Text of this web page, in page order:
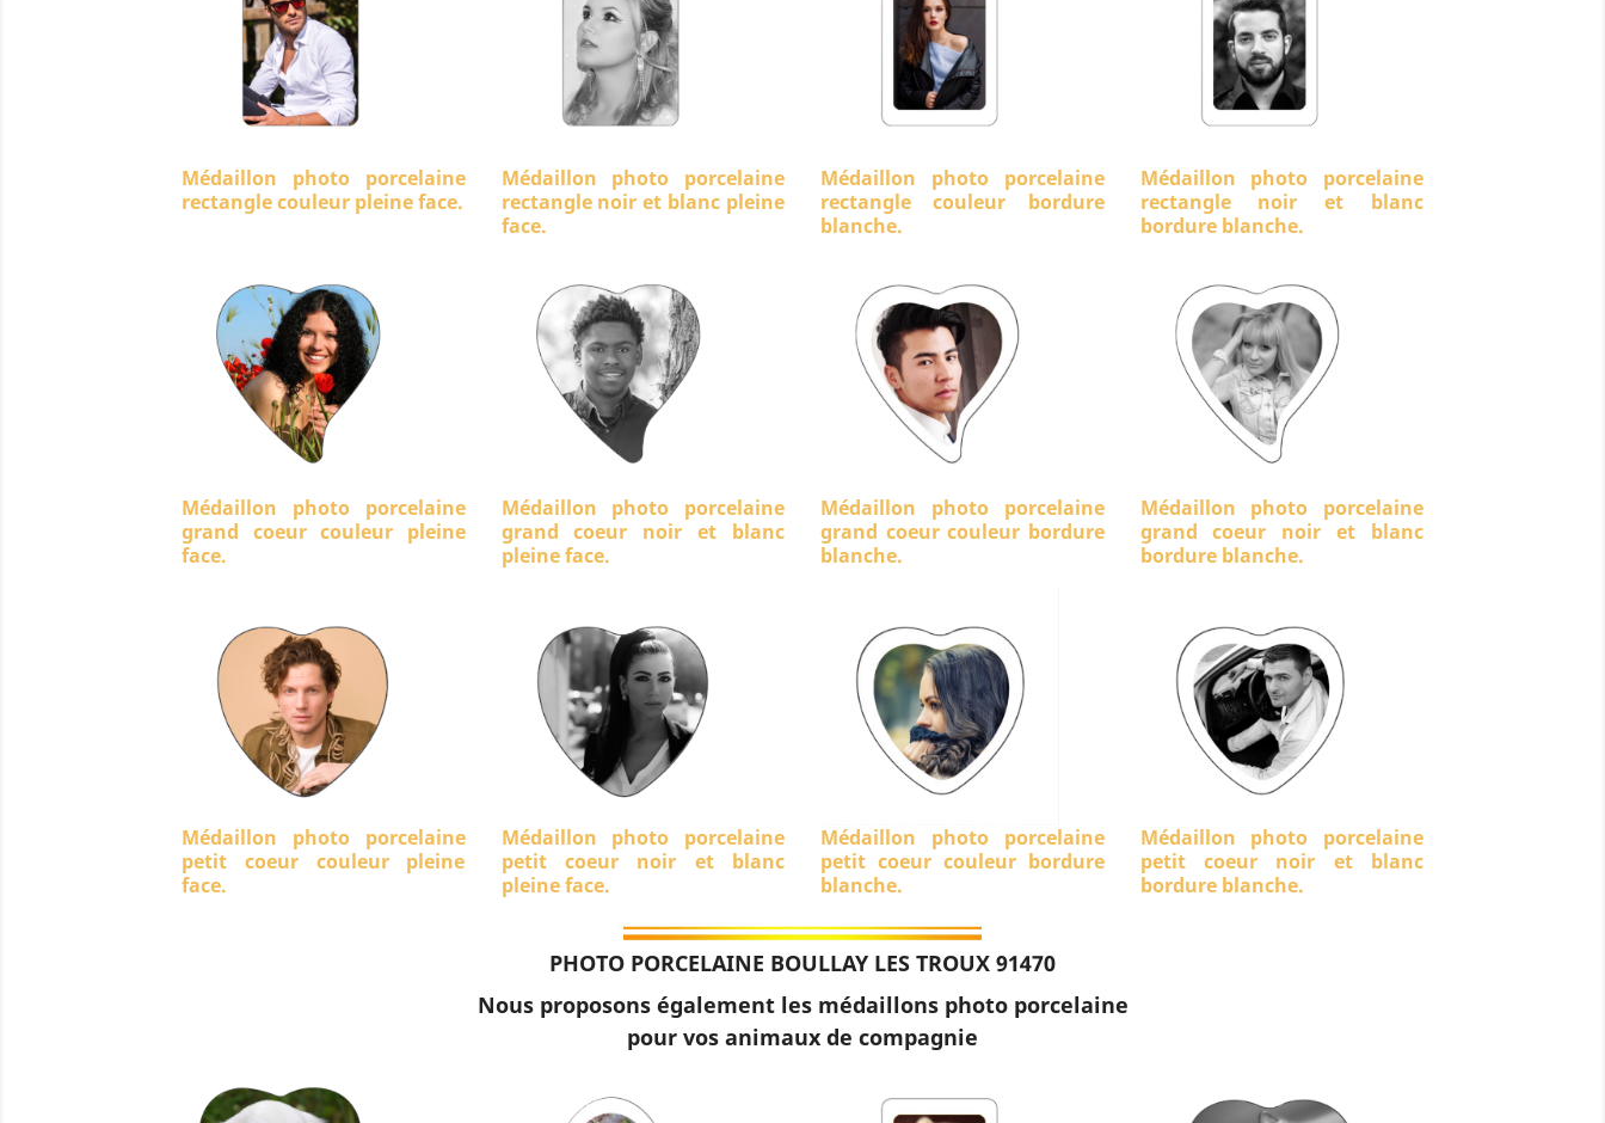
Médaillon photo porcelaine
rectangle couleur pleine face.
Médaillon photo porcelaine
rectangle noir et blanc pleine
face.
Médaillon photo porcelaine
rectangle couleur bordure
blanche.
Médaillon photo porcelaine
rectangle noir et blanc
bordure blanche.
Médaillon photo porcelaine
grand coeur couleur pleine
face.
Médaillon photo porcelaine
grand coeur noir et blanc
pleine face.
Médaillon photo porcelaine
grand coeur couleur bordure
blanche.
Médaillon photo porcelaine
grand coeur noir et blanc
bordure blanche.
Médaillon photo porcelaine
petit coeur couleur pleine
face.
Médaillon photo porcelaine
petit coeur noir et blanc
pleine face.
Médaillon photo porcelaine
petit coeur couleur bordure
blanche.
Médaillon photo porcelaine
petit coeur noir et blanc
bordure blanche.
PHOTO PORCELAINE BOULLAY LES TROUX 91470
Nous proposons également les médaillons photo porcelaine
pour vos animaux de compagnie